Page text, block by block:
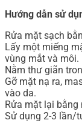
Hướng dẫn sử
Rửa mặt sạch
Lấy một miếng
vùng mắt và môi.
Nằm thư giãn
Gỡ mặt nạ ra,
vào da.
Rửa mặt lại bằng
Sử dụng 2-3 lần/